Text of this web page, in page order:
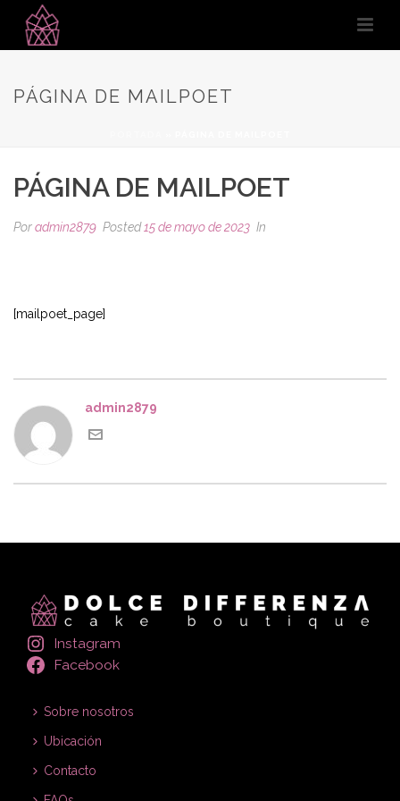
PÁGINA DE MAILPOET
PÁGINA DE MAILPOET
Poradmin2879 Posted15 de mayo de 2023 In
[mailpoet_page]
admin2879
Instagram
Facebook
Sobre nosotros
Ubicación
Contacto